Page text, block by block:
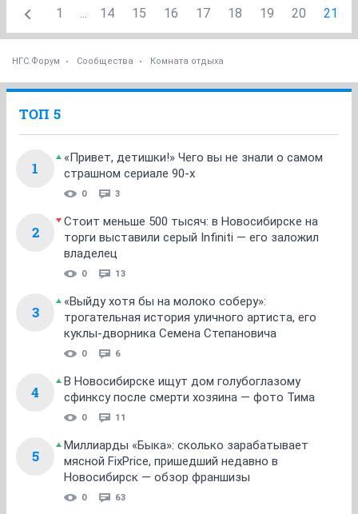
1 ... 14 15 16 17 18 19 20 21
НГС.Форум Сообщества Комната отдыха
ТОП 5
1
«Привет, детишки!» Чего вы не знали о самом
страшном сериале 90-х
0 3
2
Стоит меньше 500 тысяч: в Новосибирске на
торги выставили серый Infiniti — его заложил
владелец
0 13
3
«Выйду хотя бы на молоко соберу»:
трогательная история уличного артиста, его
куклы-дворника Семена Степановича
0 6
4
В Новосибирске ищут дом голубоглазому
сфинксу после смерти хозяина — фото Тима
0 11
5
Миллиарды «Быка»: сколько зарабатывает
мясной FixPrice, пришедший недавно в
Новосибирск — обзор франшизы
0 63